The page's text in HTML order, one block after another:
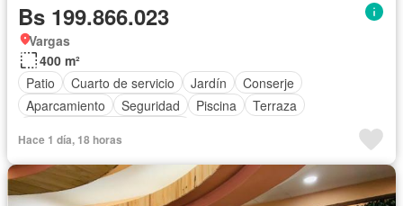
Bs 199.866.023
Vargas
400 m²
Patio
Cuarto de servicio Jardín
Conserje
Aparcamiento
Seguridad Piscina
Terraza
Hace 1 día, 18 horas